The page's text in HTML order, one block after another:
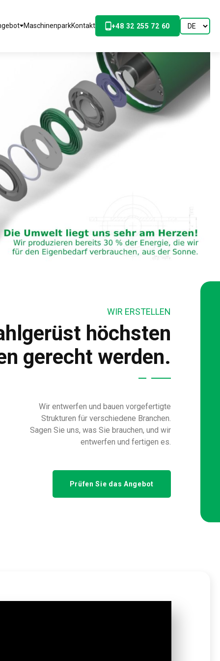
MaschinenparkKontakt +48 32 255 72 60
WIR ERSTELLEN
höchsten
gerecht werden.
Wir entwerfen und bauen vorgefertigte
Strukturen für verschiedene Branchen.
Sagen Sie uns, was Sie brauchen, und wir
entwerfen und fertigen es.
Prüfen Sie das Angebot